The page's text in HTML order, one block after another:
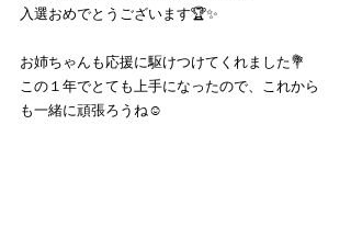
入選おめでとうございます🏆✨
お姉ちゃんも応援に駆けつけてくれました💐
この１年でとても上手になったので、これから
も一緒に頑張ろうね☺️